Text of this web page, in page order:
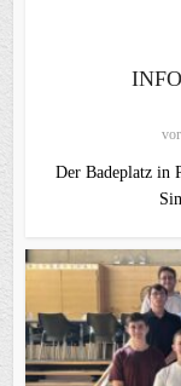
Der Badeplatz in